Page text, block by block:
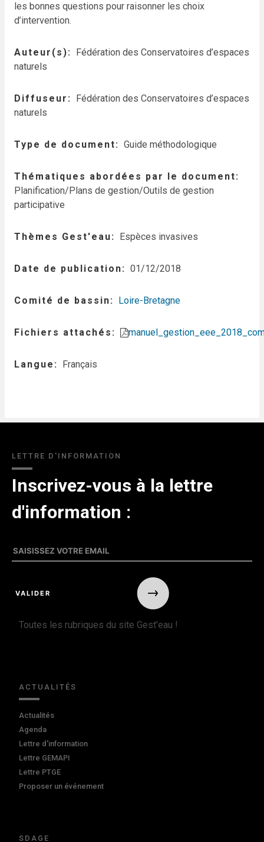
les bonnes questions pour raisonner les choix
d’intervention.
Auteur(s)
Fédération des Conservatoires d’espaces
naturels
Diffuseur
Fédération des Conservatoires d’espaces
naturels
Type de document Guide méthodologique
Thématiques abordées par le document
Planification/Plans de gestion/Outils de gestion
participative
Thèmes Gest'eau Espèces invasives
Date de publication 01/12/2018
Comité de bassin Loire-Bretagne
Fichiers attachés
Langue Français
LETTRE D'INFORMATION
Inscrivez-vous à la lettre
d'information :
Toutes les rubriques du site Gest'eau !
ACTUALITÉS
Actualités
Agenda
Lettre d'information
Lettre GEMAPI
Lettre PTGE
Proposer un événement
SDAGE